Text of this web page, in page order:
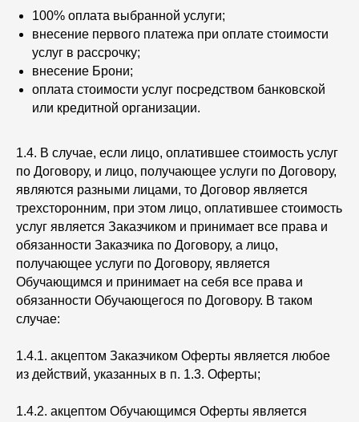
100% оплата выбранной услуги;
внесение первого платежа при оплате стоимости
услуг в рассрочку;
внесение Брони;
оплата стоимости услуг посредством банковской
или кредитной организации.
1.4. В случае, если лицо, оплатившее стоимость услуг
по Договору, и лицо, получающее услуги по Договору,
являются разными лицами, то Договор является
трехсторонним, при этом лицо, оплатившее стоимость
услуг является Заказчиком и принимает все права и
обязанности Заказчика по Договору, а лицо,
получающее услуги по Договору, является
Обучающимся и принимает на себя все права и
обязанности Обучающегося по Договору. В таком
случае:
1.4.1. акцептом Заказчиком Оферты является любое
из действий, указанных в п. 1.3. Оферты;
1.4.2. акцептом Обучающимся Оферты является